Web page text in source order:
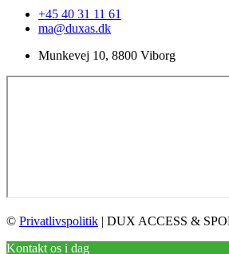
+45 40 31 11 61
ma@duxas.dk
Munkevej 10, 8800 Viborg
© Privatlivspolitik | DUX ACCESS &
Kontakt os i dag